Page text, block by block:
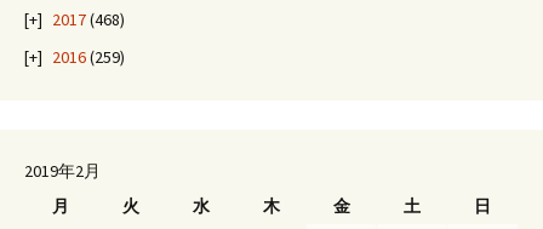
2017(468)
2016(259)
2019年2月
月
火 水 木 金 土
日